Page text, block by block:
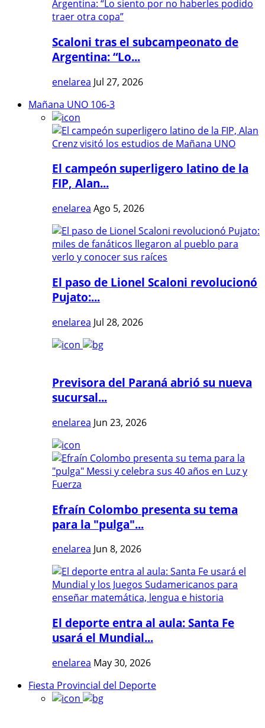
Scaloni tras el subcampeonato de
Argentina: “Lo...
enelarea Jul 27, 2026
Mañana UNO 106-3
El campeón superligero latino de la
FIP, Alan...
enelarea Ago 5, 2026
El paso de Lionel Scaloni revolucionó
Pujato:...
enelarea Jul 28, 2026
Previsora del Paraná abrió su nueva
sucursal...
enelarea Jun 23, 2026
Efraín Colombo presenta su tema
para la "pulga"...
enelarea Jun 8, 2026
El deporte entra al aula: Santa Fe
usará el Mundial...
enelarea May 30, 2026
Fiesta Provincial del Deporte